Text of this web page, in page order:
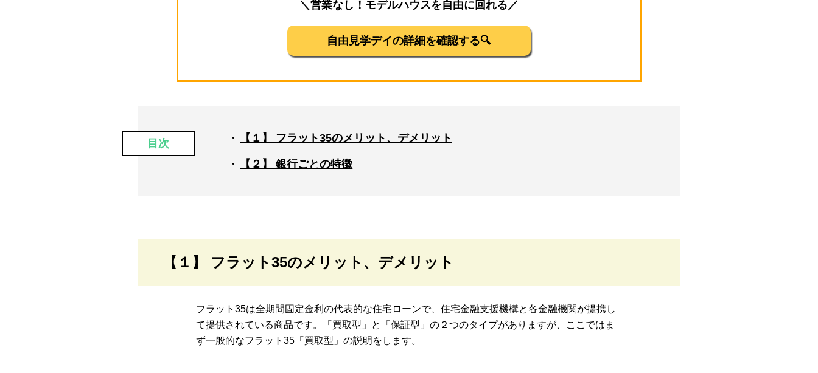
＼営業なし！モデルハウスを自由に回れる／
自由見学デイの詳細を確認する🔍
目次 【１】 フラット35のメリット、デメリット
【２】 銀行ごとの特徴
【１】 フラット35のメリット、デメリット
フラット35は全期間固定金利の代表的な住宅ローンで、住宅金融支援機構と各金融機関が提携し
て提供されている商品です。「買取型」と「保証型」の２つのタイプがありますが、ここではま
ず一般的なフラット35「買取型」の説明をします。